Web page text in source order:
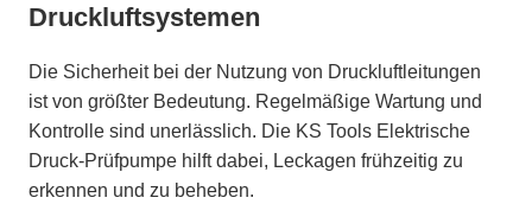
Druckluftsystemen
Die Sicherheit bei der Nutzung von Druckluftleitungen
ist von größter Bedeutung. Regelmäßige Wartung und
Kontrolle sind unerlässlich. Die KS Tools Elektrische
Druck-Prüfpumpe hilft dabei, Leckagen frühzeitig zu
erkennen und zu beheben.